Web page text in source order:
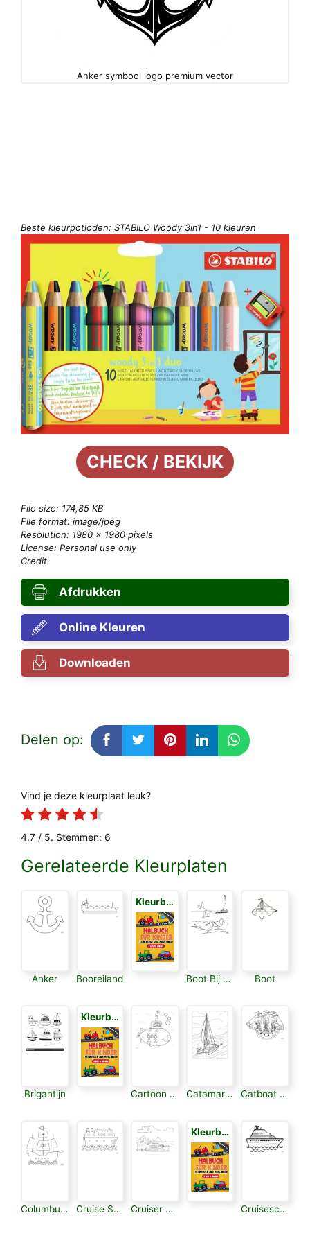
Anker symbool logo premium vector
Beste kleurpotloden: STABILO Woody 3in1 - 10 kleuren
CHECK / BEKIJK
File size: 174,85 KB
File format: image/jpeg
Resolution: 1980 × 1980 pixels
License: Personal use only
Credit
Afdrukken
Online Kleuren
Downloaden
Delen op:
Vind je deze kleurplaat leuk?
4.7 / 5. Stemmen: 6
Gerelateerde Kleurplaten
Anker Booreiland
Kleurboek voor Kinderen 3
Boot Bij Vuurtoren Boot
Brigantijn
Kleurboek voor Kinderen 3
Cartoon Schip Catamaran Catboat Zeilboot
Columbus Schip Cruise Schip Cruiser Boot
Kleurboek voor Kinderen 3
Cruiseschip